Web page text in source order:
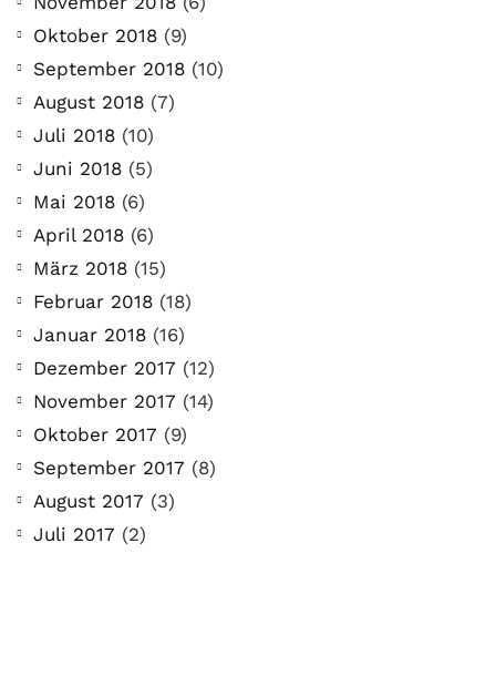
Oktober 2018 (9)
September 2018 (10)
August 2018 (7)
Juli 2018 (10)
Juni 2018 (5)
Mai 2018 (6)
April 2018 (6)
März 2018 (15)
Februar 2018 (18)
Januar 2018 (16)
Dezember 2017 (12)
November 2017 (14)
Oktober 2017 (9)
September 2017 (8)
August 2017 (3)
Juli 2017 (2)